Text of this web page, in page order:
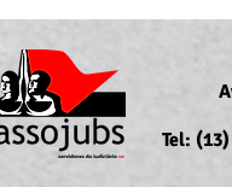
Tel: